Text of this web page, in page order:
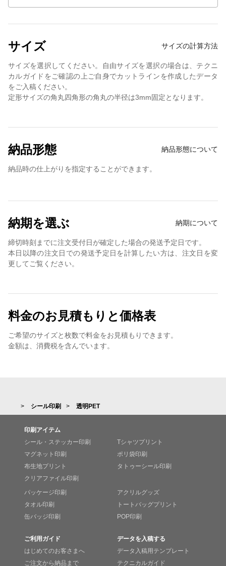
サイズ サイズの計算方法
サイズを選択してください。自由サイズを選択の場合は、テクニ
カルガイドをご確認の上ご自身でカットラインを作成したデータ
をご入稿ください。
定形サイズの角丸四角形の角丸の半径は3mm固定となります。
納品形態 納品形態について
納品時の仕上がりを指定することができます。
納期を選ぶ 納期について
締切時刻までに注文受付日が確定した場合の発送予定日です。
本日以降の注文日での発送予定日を計算したい方は、注文日を変
更してご覧ください。
料金のお見積もりと価格表
ご希望のサイズと枚数で料金をお見積もりできます。
金額は、消費税を含んでいます。
シール印刷 透明PET
印刷アイテム
シール・ステッカー印刷
マグネット印刷
布生地プリント
クリアファイル印刷
Tシャツプリント
ポリ袋印刷
タトゥーシール印刷
パッケージ印刷
タオル印刷
缶バッジ印刷
アクリルグッズ
トートバッグプリント
POP印刷
ご利用ガイド
はじめてのお客さまへ
ご注文から納品まで
データを入稿する
データ入稿用テンプレート
テクニカルガイド